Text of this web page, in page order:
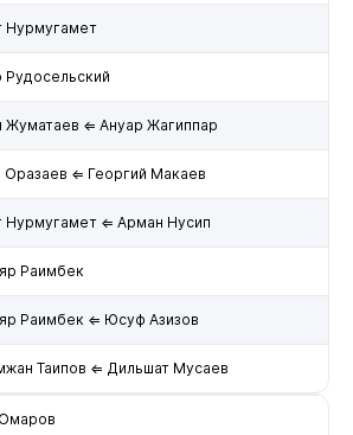
Нурмугамет
Рудосельский
Жуматаев ⇐ Ануар Жагиппар
Оразаев ⇐ Георгий Макаев
Нурмугамет ⇐ Арман Нусип
Раимбек
Раимбек ⇐ Юсуф Азизов
Таипов ⇐ Дильшат Мусаев